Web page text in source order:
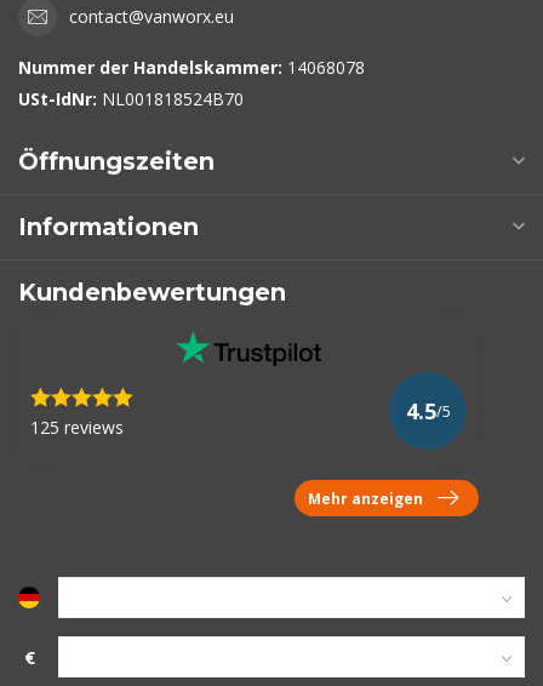
contact@vanworx.eu
Nummer der Handelskammer: 14068078
USt-IdNr: NL001818524B70
Öffnungszeiten
Informationen
Kundenbewertungen
125 reviews
4.5/5
Mehr anzeigen
€